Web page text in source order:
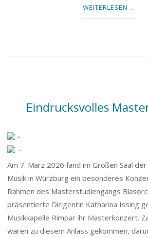
WEITERLESEN …
Eindrucksvolles
Am 7. März 2026 fand im Großen Saal
Musik in Würzburg ein besonderes
Rahmen des Masterstudiengangs
präsentierte Dirigentin Katharina Issing
Musikkapelle Rimpar ihr Masterkonzert.
waren zu diesem Anlass gekommen,